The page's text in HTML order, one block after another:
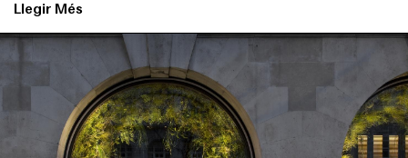
Llegir Més